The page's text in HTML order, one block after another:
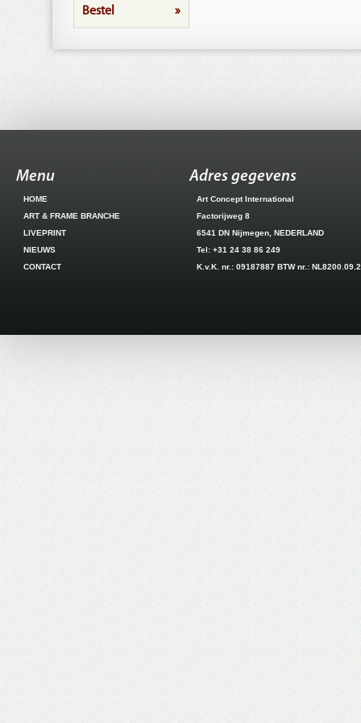
Bestel »
Menu
HOME
ART & FRAME BRANCHE
LIVEPRINT
NIEUWS
CONTACT
Adres gegevens
Art Concept International
Factorijweg 8
6541 DN Nijmegen, NEDERLAND
Tel: +31 24 38 86 249
K.v.K. nr.: 09187887 BTW nr.: